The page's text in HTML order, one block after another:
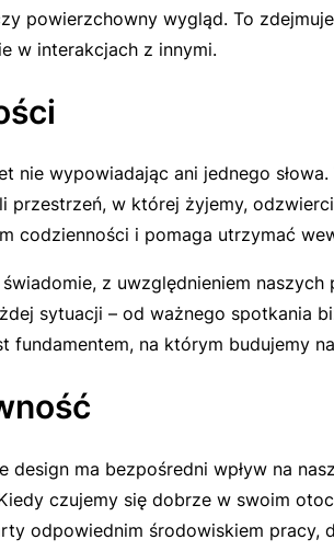
powierzchowny wygląd. To
w interakcjach z innymi.
wypowiadając ani jednego
w której żyjemy,
codzienności i pomaga utrzymać
z uwzględnieniem
sytuacji – od ważnego spotkania
fundamentem, na którym budujemy
ma bezpośredni wpływ na
czujemy się dobrze w swoim
odpowiednim środowiskiem pracy,